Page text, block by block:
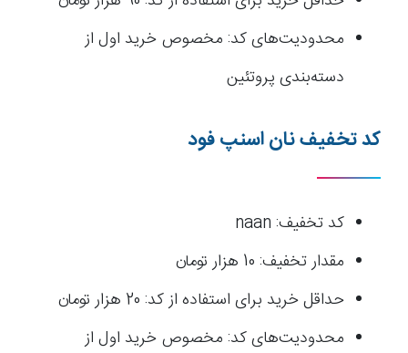
محدودیت‌های کد: مخصوص خرید اول از
دسته‌بندی پروتئین
کد تخفیف نان اسنپ فود
کد تخفیف: naan
مقدار تخفیف: 10 هزار تومان
حداقل خرید برای استفاده از کد: 20 هزار تومان
محدودیت‌های کد: مخصوص خرید اول از